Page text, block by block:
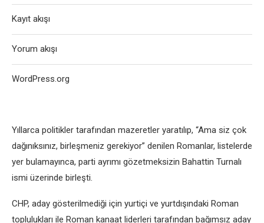
Yıllarca politikler tarafından mazeretler yaratılıp, “Ama siz çok
dağınıksınız, birleşmeniz gerekiyor” denilen Romanlar, listelerde
yer bulamayınca, parti ayrımı gözetmeksizin Bahattin Turnalı
ismi üzerinde birleşti.
CHP, aday gösterilmediği için yurtiçi ve yurtdışındaki Roman
toplulukları ile Roman kanaat liderleri tarafından bağımsız aday
Kayıt akışı
Yorum akışı
WordPress.org